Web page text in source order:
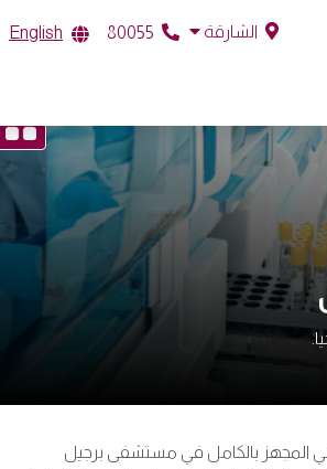
الشارقة English
المجهز بالكامل في مستشفى برجيل